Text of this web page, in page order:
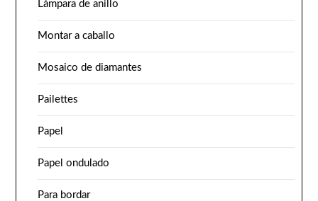
Lámpara de anillo
Montar a caballo
Mosaico de diamantes
Pailettes
Papel
Papel ondulado
Para bordar